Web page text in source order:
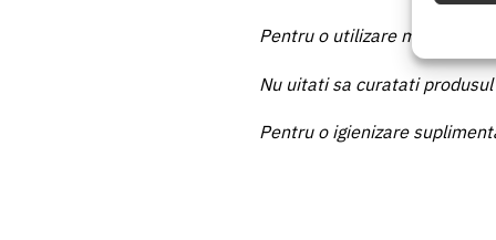
baza
Pentru o utilizare mai
Nu uitati sa curatati
Pentru o igienizare